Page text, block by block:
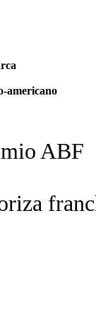
americano
ABF